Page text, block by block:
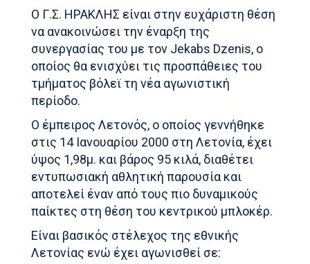
O Γ.Σ. ΗΡΑΚΛΗΣ είναι στην ευχάριστη θέση
να ανακοινώσει την έναρξη της
συνεργασίας του με τον Jekabs Dzenis, ο
οποίος θα ενισχύει τις προσπάθειες του
τμήματος βόλεϊ τη νέα αγωνιστική
περίοδο.
Ο έμπειρος Λετονός, ο οποίος γεννήθηκε
στις 14 Ιανουαρίου 2000 στη Λετονία, έχει
ύψος 1,98μ. και βάρος 95 κιλά, διαθέτει
εντυπωσιακή αθλητική παρουσία και
αποτελεί έναν από τους πιο δυναμικούς
παίκτες στη θέση του κεντρικού μπλοκέρ.
Είναι βασικός στέλεχος της εθνικής
Λετονίας ενώ έχει αγωνισθεί σε: